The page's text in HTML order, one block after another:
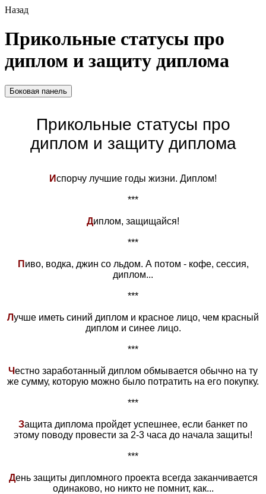
Назад
Прикольные статусы про
диплом и защиту диплома
Боковая панель
Прикольные статусы про
диплом и защиту диплома
Испорчу лучшие годы жизни. Диплом!
***
Диплом, защищайся!
***
П иво, водка, джин со льдом. А потом - кофе, сессия,
диплом...
***
Лучше иметь синий диплом и красное лицо, чем красный
диплом и синее лицо.
***
Честно заработанный диплом обмывается обычно на ту
же сумму, которую можно было потратить на его покупку.
***
Защита диплома пройдет успешнее, если банкет по
этому поводу провести за 2-3 часа до начала защиты!
***
День защиты дипломного проекта всегда заканчивается
одинаково, но никто не помнит, как...